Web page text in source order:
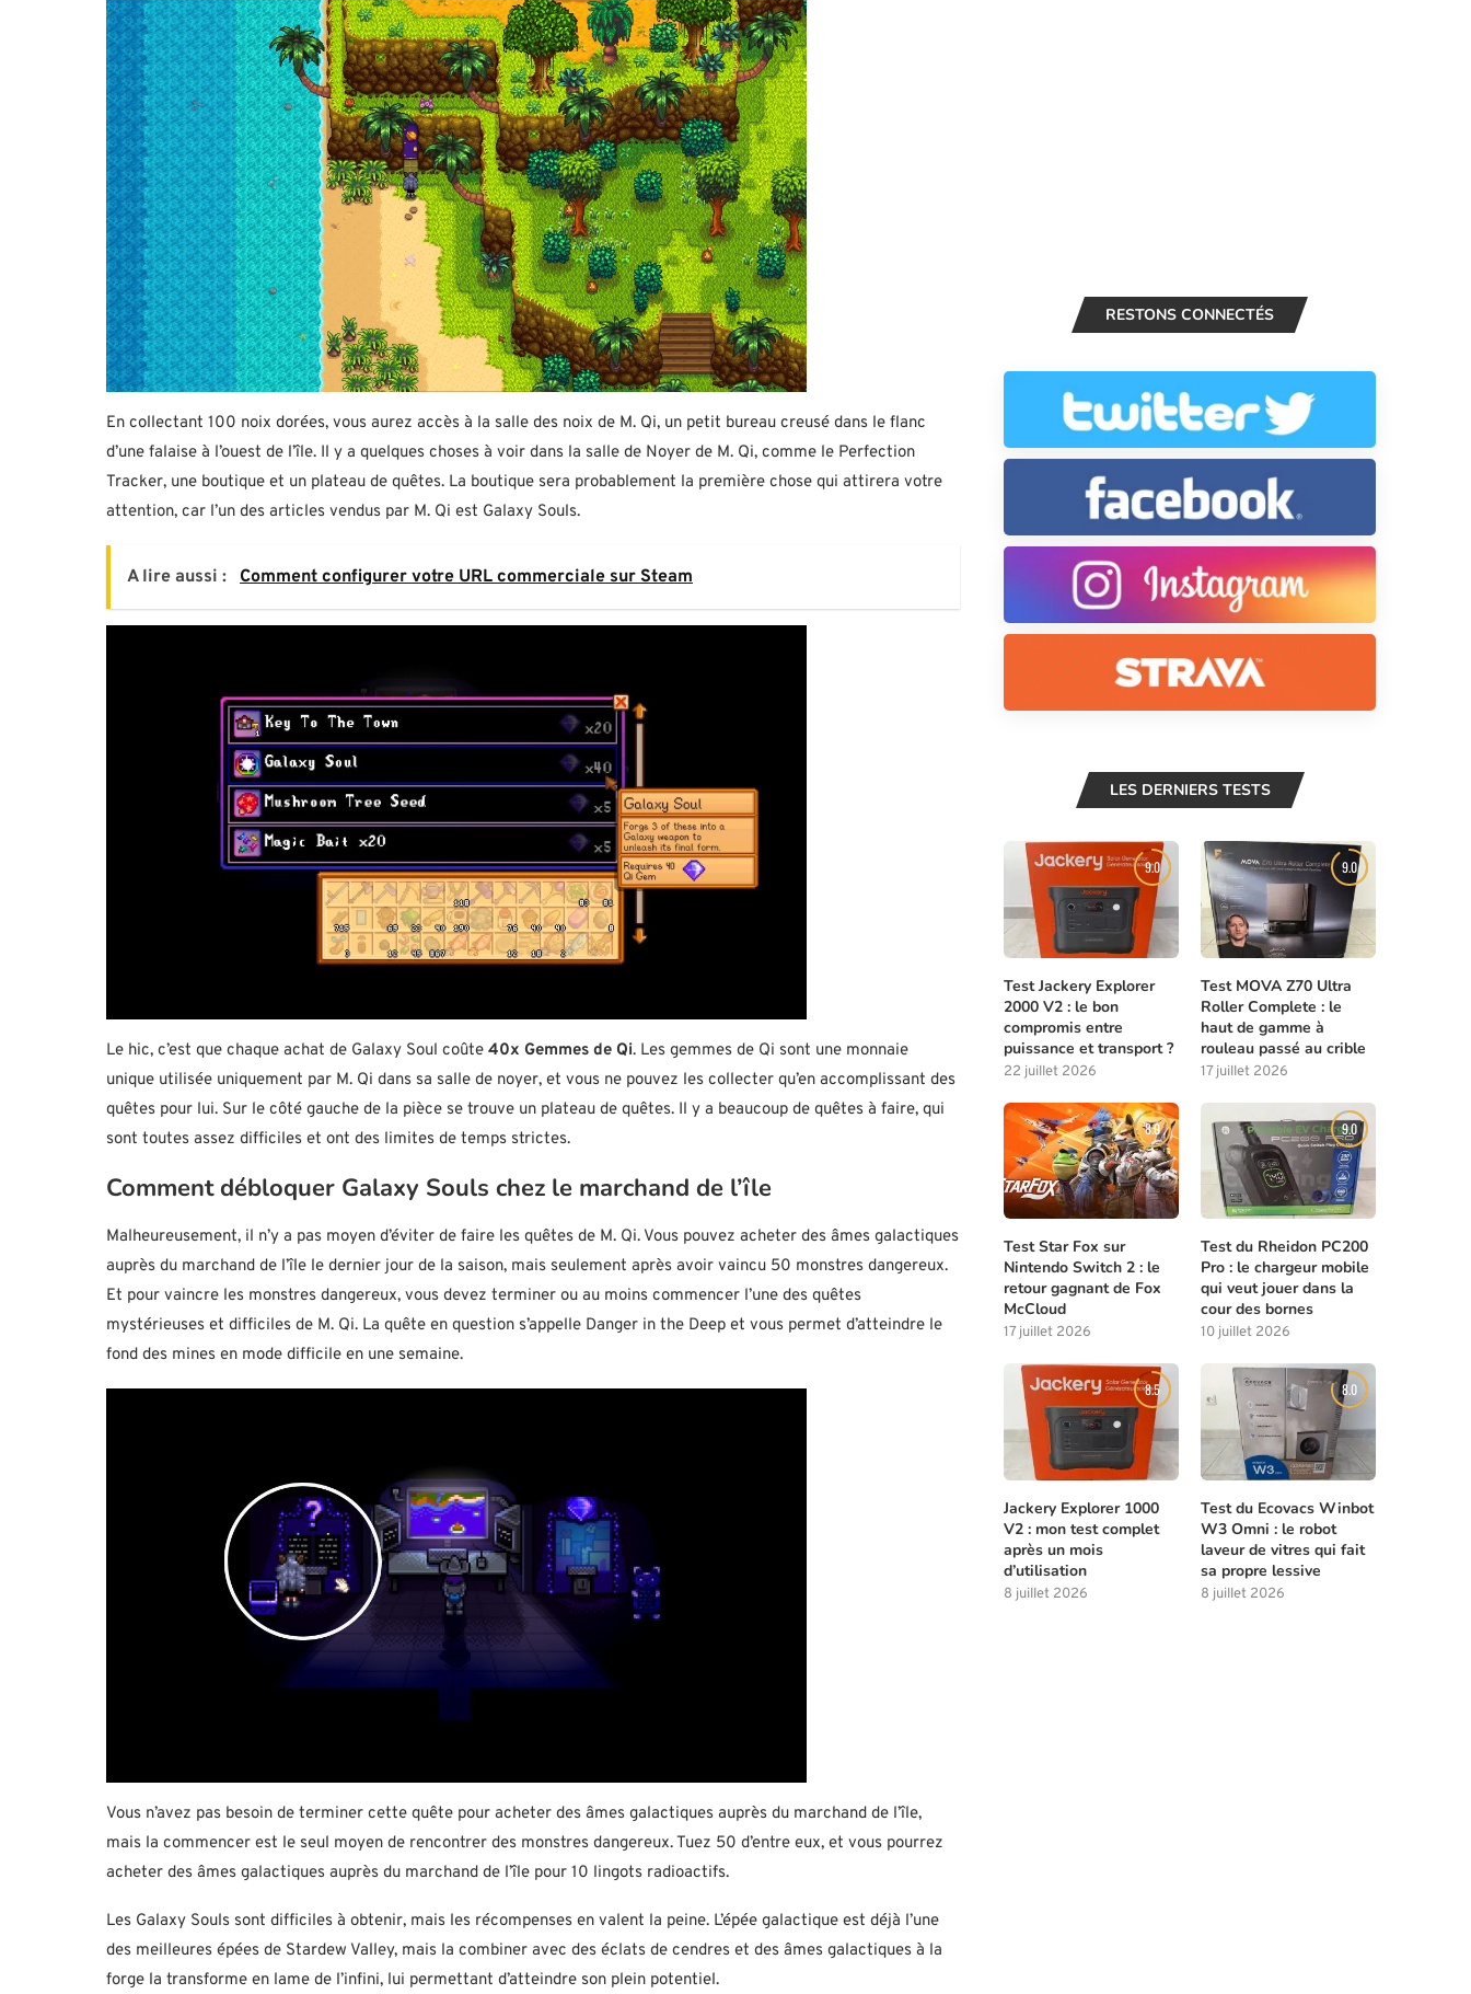
En collectant 100 noix dorées, vous aurez accès à la salle des noix de M. Qi, un petit bureau creusé dans le flanc
d’une falaise à l’ouest de l’île. Il y a quelques choses à voir dans la salle de Noyer de M. Qi, comme le Perfection
Tracker, une boutique et un plateau de quêtes. La boutique sera probablement la première chose qui attirera votre
attention, car l’un des articles vendus par M. Qi est Galaxy Souls.
A lire aussi : Comment configurer votre URL commerciale sur Steam
Le hic, c’est que chaque achat de Galaxy Soul coûte 40x Gemmes de Qi. Les gemmes de Qi sont une monnaie
unique utilisée uniquement par M. Qi dans sa salle de noyer, et vous ne pouvez les collecter qu’en accomplissant des
quêtes pour lui. Sur le côté gauche de la pièce se trouve un plateau de quêtes. Il y a beaucoup de quêtes à faire, qui
sont toutes assez difficiles et ont des limites de temps strictes.
Comment débloquer Galaxy Souls chez le marchand de l’île
Malheureusement, il n’y a pas moyen d’éviter de faire les quêtes de M. Qi. Vous pouvez acheter des âmes galactiques
auprès du marchand de l’île le dernier jour de la saison, mais seulement après avoir vaincu 50 monstres dangereux.
Et pour vaincre les monstres dangereux, vous devez terminer ou au moins commencer l’une des quêtes
mystérieuses et difficiles de M. Qi. La quête en question s’appelle Danger in the Deep et vous permet d’atteindre le
fond des mines en mode difficile en une semaine.
Vous n’avez pas besoin de terminer cette quête pour acheter des âmes galactiques auprès du marchand de l’île,
mais la commencer est le seul moyen de rencontrer des monstres dangereux. Tuez 50 d’entre eux, et vous pourrez
acheter des âmes galactiques auprès du marchand de l’île pour 10 lingots radioactifs.
Les Galaxy Souls sont difficiles à obtenir, mais les récompenses en valent la peine. L’épée galactique est déjà l’une
des meilleures épées de Stardew Valley, mais la combiner avec des éclats de cendres et des âmes galactiques à la
forge la transforme en lame de l’infini, lui permettant d’atteindre son plein potentiel.
RESTONS CONNECTÉS
LES DERNIERS TESTS
9.0
Test Jackery Explorer
2000 V2 : le bon
compromis entre
puissance et transport ?
22 juillet 2026
9.0
Test MOVA Z70 Ultra
Roller Complete : le
haut de gamme à
rouleau passé au crible
17 juillet 2026
8.0
Test Star Fox sur
Nintendo Switch 2 : le
retour gagnant de Fox
McCloud
17 juillet 2026
9.0
Test du Rheidon PC200
Pro : le chargeur mobile
qui veut jouer dans la
cour des bornes
10 juillet 2026
8.5
Jackery Explorer 1000
V2 : mon test complet
après un mois
d’utilisation
8 juillet 2026
8.0
Test du Ecovacs Winbot
W3 Omni : le robot
laveur de vitres qui fait
sa propre lessive
8 juillet 2026